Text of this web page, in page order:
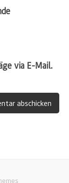
via E-Mail.